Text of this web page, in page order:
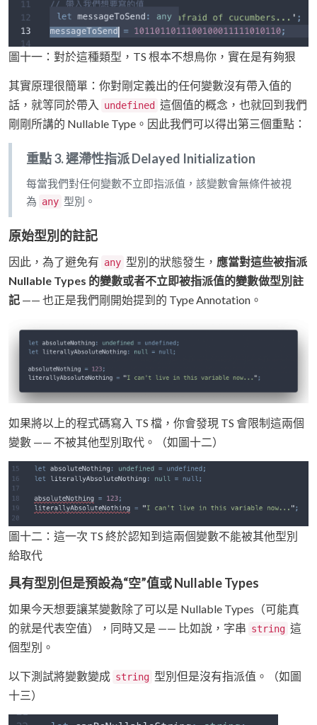
圖十一：對於這種類型，TS 根本不想鳥你，實在是有夠狠
其實原理很簡單：你對剛定義出的任何變數沒有帶入值的
話，就等同於帶入
undefined 這個值的概念，也就回到我們
剛剛所講的 Nullable Type。因此我們可以得出第三個重點：
重點 3. 遲滯性指派 Delayed Initialization
每當我們對任何變數不立即指派值，該變數會無條件被視
為 any 型別。
原始型別的註記
因此，為了避免有 any 型別的狀態發生， 應當對這些被指派
Nullable Types 的變數或者不立即被指派值的變數做型別註
記 —— 也正是我們剛開始提到的 Type Annotation。
如果將以上的程式碼寫入 TS 檔，你會發現 TS 會限制這兩個
變數 —— 不被其他型別取代。（如圖十二）
圖十二：這一次 TS 終於認知到這兩個變數不能被其他型別
給取代
具有型別但是預設為“空”值或 Nullable Types
如果今天想要讓某變數除了可以是 Nullable Types（可能真
的就是代表空值），同時又是 —— 比如說，字串 string 這
個型別。
以下測試將變數變成 string 型別但是沒有指派值。（如圖
十三）